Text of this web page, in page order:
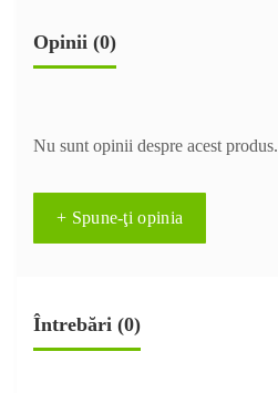
Opinii (0)
Nu sunt opinii despre acest produs.
+ Spune-ţi opinia
Întrebări (0)